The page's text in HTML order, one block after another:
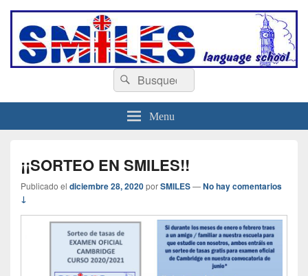
escuelasmiles.es
Buscar
por:
Buscar
Menu
¡¡SORTEO EN SMILES!!
Publicado el diciembre 28, 2020porSMILES—No hay comentarios
↓